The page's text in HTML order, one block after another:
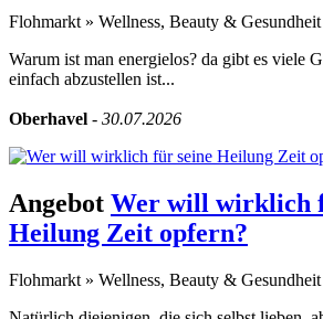
Flohmarkt » Wellness, Beauty & Gesundheit
Warum ist man energielos? da gibt es viele
einfach abzustellen ist...
Oberhavel - 30.07.2026
Angebot Wer will wirklich
Heilung Zeit opfern?
Flohmarkt » Wellness, Beauty & Gesundheit